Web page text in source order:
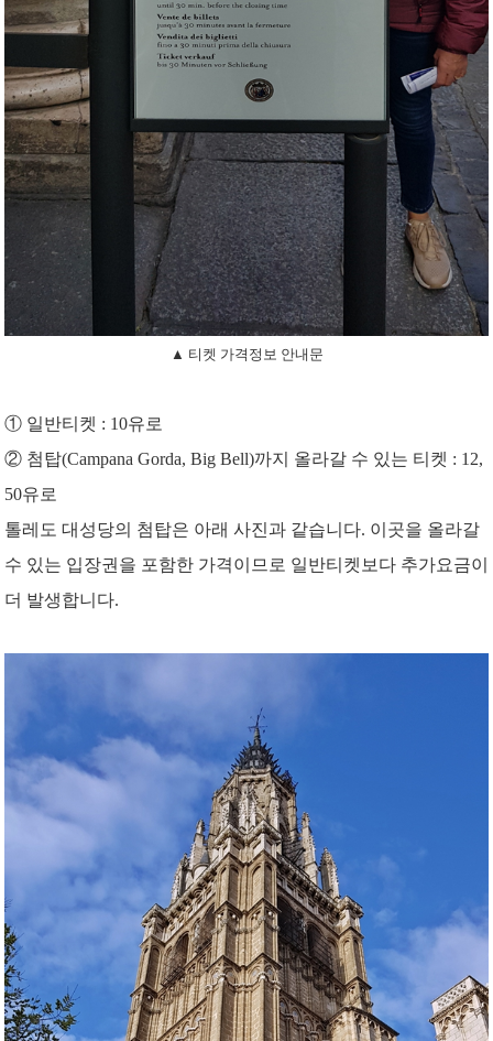
▲ 티켓 가격정보 안내문
① 일반티켓 : 10유로
② 첨탑(Campana Gorda, Big Bell)까지 올라갈 수 있는 티켓 : 12,
50유로
톨레도 대성당의 첨탑은 아래 사진과 같습니다. 이곳을 올라갈
수 있는 입장권을 포함한 가격이므로 일반티켓보다 추가요금이
더 발생합니다.